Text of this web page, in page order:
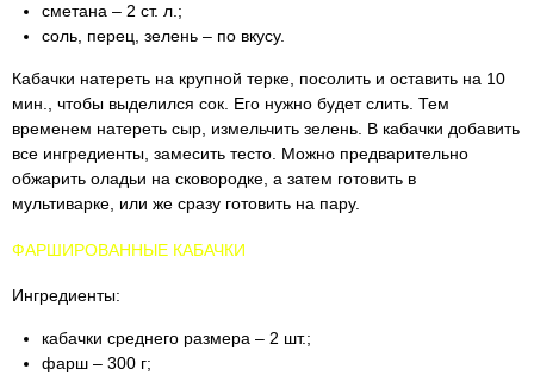
сметана – 2 ст. л.;
соль, перец, зелень – по вкусу.
Кабачки натереть на крупной терке, посолить и оставить на 10
мин., чтобы выделился сок. Его нужно будет слить. Тем
временем натереть сыр, измельчить зелень. В кабачки добавить
все ингредиенты, замесить тесто. Можно предварительно
обжарить оладьи на сковородке, а затем готовить в
мультиварке, или же сразу готовить на пару.
ФАРШИРОВАННЫЕ КАБАЧКИ
Ингредиенты:
кабачки среднего размера – 2 шт.;
фарш – 300 г;